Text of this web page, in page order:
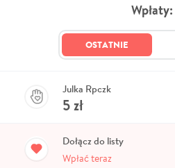
Wpłaty:
OSTATNIE
Julka Rpczk
5zł
Dołącz do listy
Wpłać teraz